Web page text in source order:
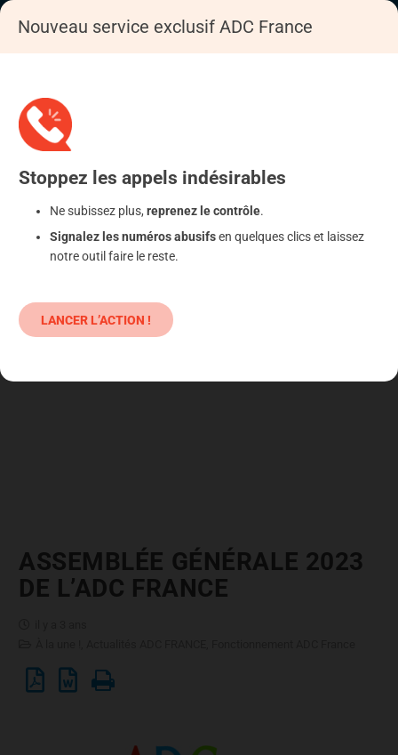
ASSEMBLÉE GÉNÉRALE 2023
DE L’ADC FRANCE
Nouveau service exclusif ADC France
Stoppez les appels indésirables
Ne subissez plus, reprenez le contrôle.
Signalez les numéros abusifsen quelques clics et laissez
notre outil faire le reste.
LANCER L’ACTION !